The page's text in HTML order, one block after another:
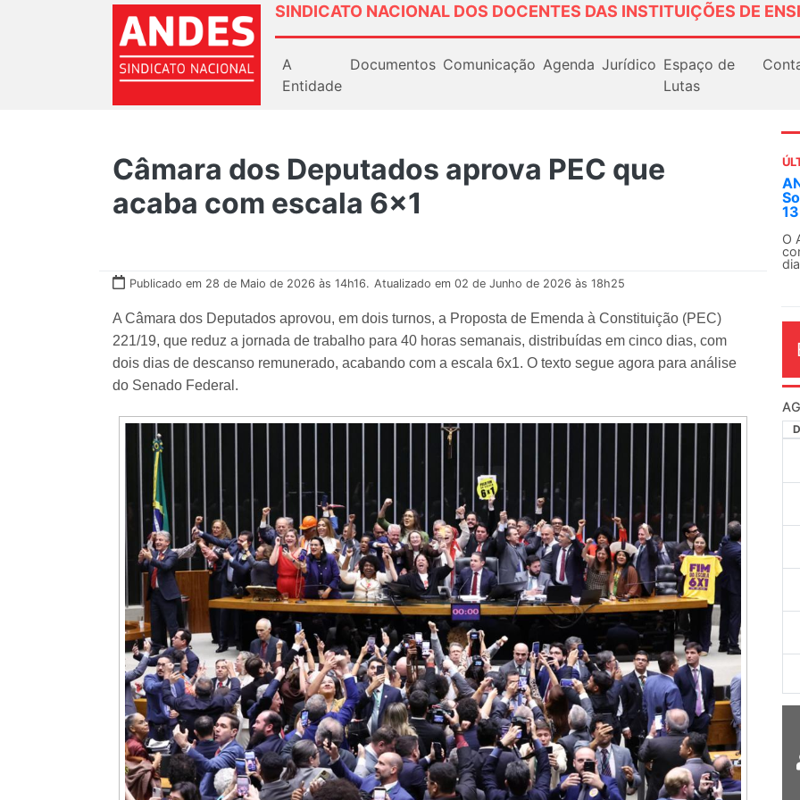
SINDICATO NACIONAL DOS DOCENTES DAS INSTITUIÇÕES DE
A
Entidade
Documentos Comunicação Agenda Jurídico Espaço de
Lutas
Câmara dos Deputados aprova PEC que
acaba com escala 6x1
Publicado em 28 de Maio de 2026 às 14h16. Atualizado em 02 de Junho de 2026 às 18h25
A Câmara dos Deputados aprovou, em dois turnos, a Proposta de Emenda à Constituição (PEC)
221/19, que reduz a jornada de trabalho para 40 horas semanais, distribuídas em cinco dias, com
dois dias de descanso remunerado, acabando com a escala 6x1. O texto segue agora para análise
do Senado Federal.